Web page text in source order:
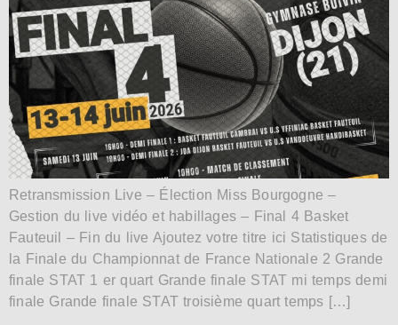
Retransmission Live – Élection Miss Bourgogne –
Gestion du live vidéo et habillages – Final 4 Basket
Fauteuil – Fin du live Ajoutez votre titre ici Statistiques de
la Finale du Championnat de France Nationale 2 Grande
finale STAT 1 er quart Grande finale STAT mi temps demi
finale Grande finale STAT troisième quart temps […]